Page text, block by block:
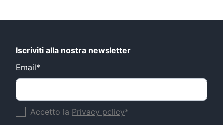
Iscriviti alla nostra newsletter
Email*
Accetto la Privacy policy*